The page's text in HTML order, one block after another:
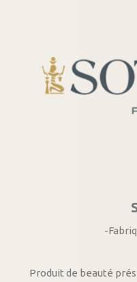
-
Produit de beauté